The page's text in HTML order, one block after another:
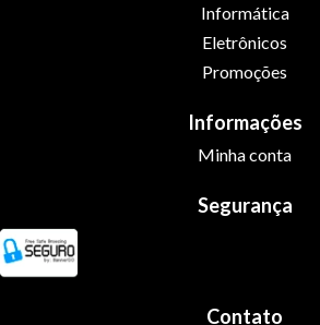
Informática
Eletrônicos
Promoções
Informações
Minha conta
Segurança
Contato